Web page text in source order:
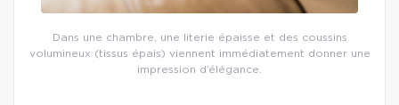
Dans une chambre, une literie épaisse et des coussins
volumineux (tissus épais) viennent immédiatement donner une
impression d’élégance.